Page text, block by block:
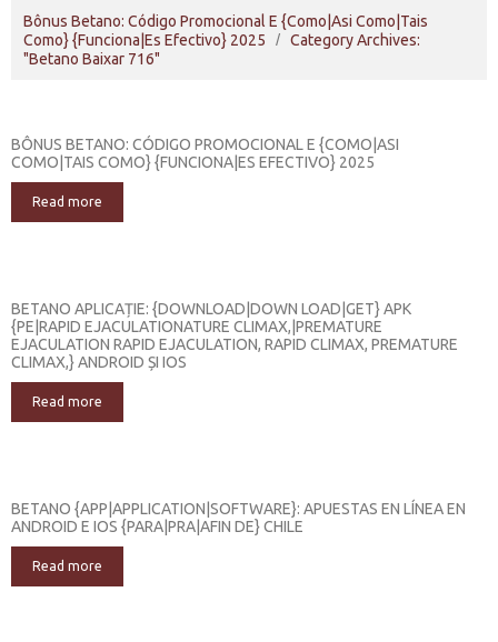
Bônus Betano: Código Promocional E {Como|Asi Como|Tais
Como} {Funciona|Es Efectivo} 2025
Category Archives:
"Betano Baixar 716"
BÔNUS BETANO: CÓDIGO PROMOCIONAL E {COMO|ASI
COMO|TAIS COMO} {FUNCIONA|ES EFECTIVO} 2025
Read more
BETANO APLICAȚIE: {DOWNLOAD|DOWN LOAD|GET} APK
{PE|RAPID EJACULATIONATURE CLIMAX,|PREMATURE
EJACULATION RAPID EJACULATION, RAPID CLIMAX, PREMATURE
CLIMAX,} ANDROID ȘI IOS
Read more
BETANO {APP|APPLICATION|SOFTWARE}: APUESTAS EN LÍNEA EN
ANDROID E IOS {PARA|PRA|AFIN DE} CHILE
Read more